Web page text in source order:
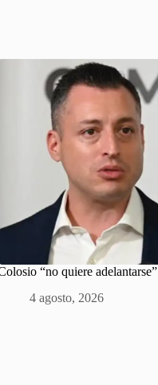
“no quiere adelantarse”
4 agosto, 2026